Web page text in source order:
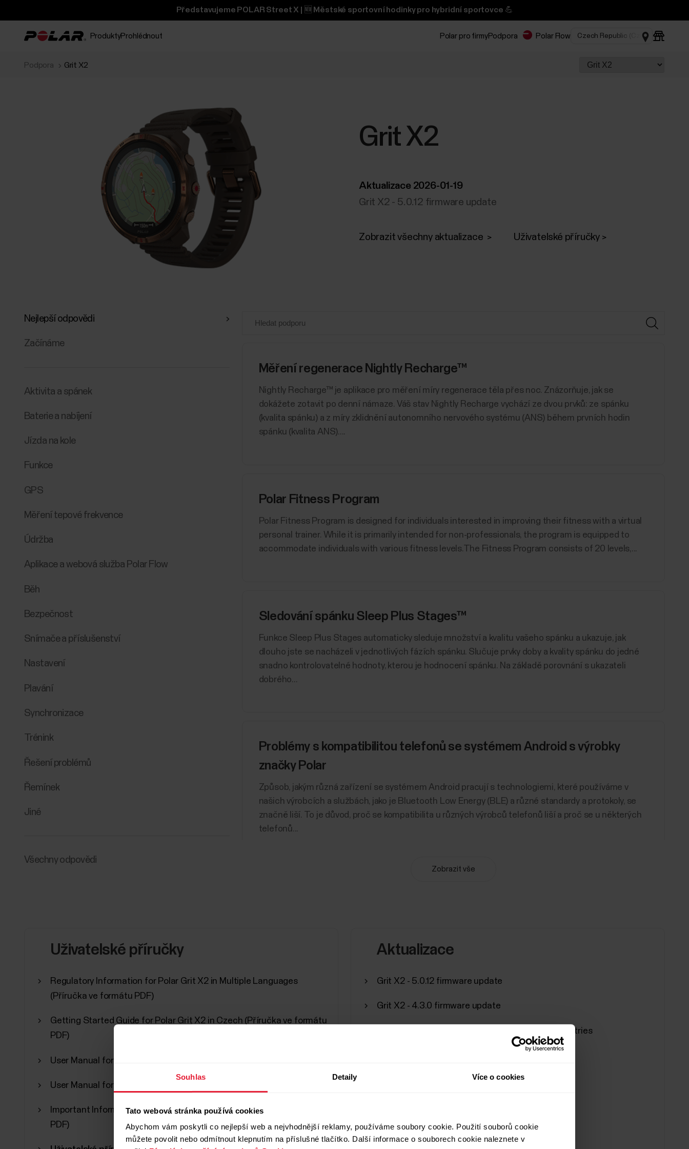
Souhlas Detaily Více o cookies
Tato webová stránka používá cookies
Abychom vám poskytli co nejlepší web a nejvhodnější reklamy, používáme soubory cookie. Použití souborů cookie
můžete povolit nebo odmítnout klepnutím na příslušné tlačítko. Další informace o souborech cookie naleznete v
Představujeme POLAR Street X | 🆕 Městské sportovní hodinky pro hybridní sportovce 💪
ProduktyProhlédnout Polar pro firmyPodpora Polar Flow
Podpora Grit X2
Grit X2
Aktualizace 2026-01-19
Grit X2 - 5.0.12 firmware update
Zobrazit všechny aktualizace Uživatelské příručky
Nejlepší odpovědi
Začínáme
Aktivita a spánek
Baterie a nabíjení
Jízda na kole
Funkce
GPS
Měření tepové frekvence
Údržba
Aplikace a webová služba Polar Flow
Běh
Bezpečnost
Snímače a příslušenství
Nastavení
Plavání
Synchronizace
Trénink
Řešení problémů
Řemínek
Jiné
Všechny odpovědi
Měření regenerace Nightly Recharge™
​​​Nightly Recharge™ je aplikace pro měření míry regenerace těla přes noc. Znázorňuje, jak se
dokážete zotavit po denní námaze. Váš stav Nightly Recharge vychází ze dvou prvků: ze spánku
(kvalita spánku) a z míry zklidnění autonomního nervového systému (ANS) během prvních hodin
spánku (kvalita ANS)....
Polar Fitness Program
Polar Fitness Program is designed for individuals interested in improving their fitness with a virtual
personal trainer. While it is primarily intended for non-professionals, the program is equipped to
accommodate individuals with various fitness levels.The Fitness Program consists of 20 levels,...
Sledování spánku Sleep Plus Stages™
​Funkce Sleep Plus Stages automaticky sleduje množství a kvalitu vašeho spánku a ukazuje, jak
dlouho jste se nacházeli v jednotlivých fázích spánku. Slučuje prvky doby a kvality spánku do jedné
snadno kontrolovatelné hodnoty, kterou je hodnocení spánku. Na základě porovnání s ukazateli
dobrého...
Problémy s kompatibilitou telefonů se systémem Android s výrobky
značky Polar
Způsob, jakým různá zařízení se systémem Android pracují s technologiemi, které používáme v
našich výrobcích a službách, jako je Bluetooth Low Energy (BLE) a různé standardy a protokoly, se
značně liší. To je důvod, proč se kompatibilita u různých výrobců telefonů liší a proč se u některých
telefonů...
Zobrazit vše
Uživatelské příručky
Regulatory Information for Polar Grit X2 in Multiple Languages
(Příručka ve formátu PDF)
Getting Started Guide for Polar Grit X2 in Czech (Příručka ve formátu
PDF)
User Manual for Polar Grit X2 in Czech (Příručka ve formátu PDF)
User Manual for Polar Grit X2 in Czech (Webová příručka)
Important Information in Multiple Languages (Příručka ve formátu
PDF)
Aktualizace
Grit X2 - 5.0.12 firmware update
Grit X2 - 4.3.0 firmware update
Polar Fitness Program now available in more countries